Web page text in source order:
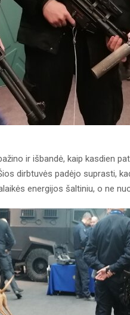
ir išbandė, kaip kasdien
dirbtuvės padėjo suprasti,
energijos šaltiniu, o ne